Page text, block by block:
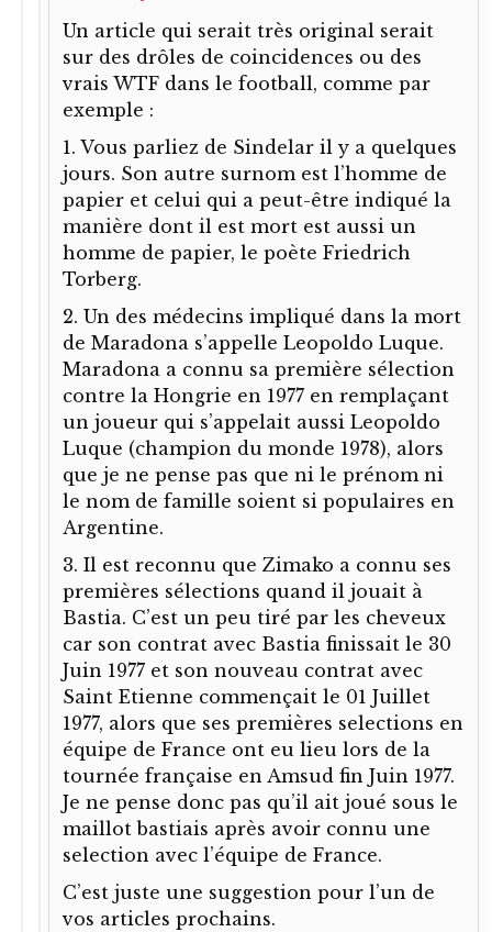
Un article qui serait très original serait
sur des drôles de coincidences ou des
vrais WTF dans le football, comme par
exemple :
1. Vous parliez de Sindelar il y a quelques
jours. Son autre surnom est l’homme de
papier et celui qui a peut-être indiqué la
manière dont il est mort est aussi un
homme de papier, le poète Friedrich
Torberg.
2. Un des médecins impliqué dans la mort
de Maradona s’appelle Leopoldo Luque.
Maradona a connu sa première sélection
contre la Hongrie en 1977 en remplaçant
un joueur qui s’appelait aussi Leopoldo
Luque (champion du monde 1978), alors
que je ne pense pas que ni le prénom ni
le nom de famille soient si populaires en
Argentine.
3. Il est reconnu que Zimako a connu ses
premières sélections quand il jouait à
Bastia. C’est un peu tiré par les cheveux
car son contrat avec Bastia finissait le 30
Juin 1977 et son nouveau contrat avec
Saint Etienne commençait le 01 Juillet
1977, alors que ses premières selections en
équipe de France ont eu lieu lors de la
tournée française en Amsud fin Juin 1977.
Je ne pense donc pas qu’il ait joué sous le
maillot bastiais après avoir connu une
selection avec l’équipe de France.
C’est juste une suggestion pour l’un de
vos articles prochains.